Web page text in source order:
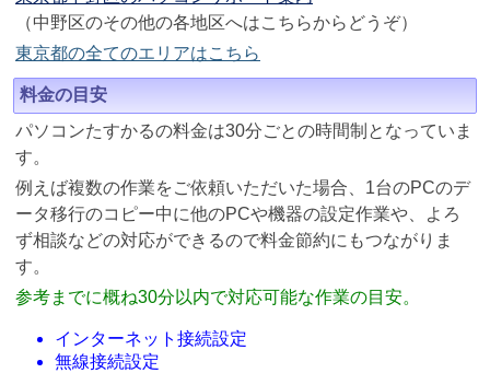
（中野区のその他の各地区へはこちらからどうぞ）
東京都の全てのエリアはこちら
料金の目安
パソコンたすかるの料金は30分ごとの時間制となっていま
す。
例えば複数の作業をご依頼いただいた場合、1台のPCのデ
ータ移行のコピー中に他のPCや機器の設定作業や、よろ
ず相談などの対応ができるので料金節約にもつながりま
す。
参考までに概ね30分以内で対応可能な作業の目安。
インターネット接続設定
無線接続設定